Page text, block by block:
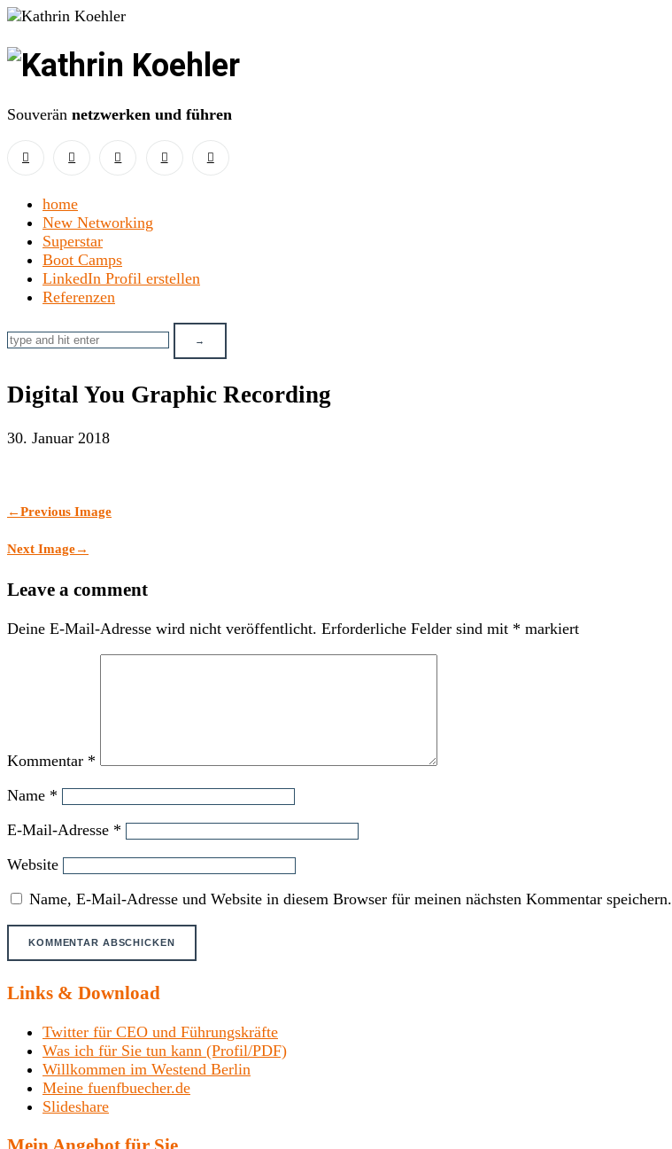
Kathrin
Koehler
Souverän netzwerken und führen
home
New Networking
Superstar
Boot Camps
LinkedIn Profil erstellen
Referenzen
Digital You Graphic Recording
30. Januar 2018
←Previous Image
Next Image→
Leave a comment
Deine E-Mail-Adresse wird nicht veröffentlicht. Erforderliche Felder sind mit * markiert
Kommentar *
Name *
E-Mail-Adresse *
Website
Name, E-Mail-Adresse und Website in diesem Browser für meinen nächsten Kommentar speichern.
Links & Download
Twitter für CEO und Führungskräfte
Was ich für Sie tun kann (Profil/PDF)
Willkommen im Westend Berlin
Meine fuenfbuecher.de
Slideshare